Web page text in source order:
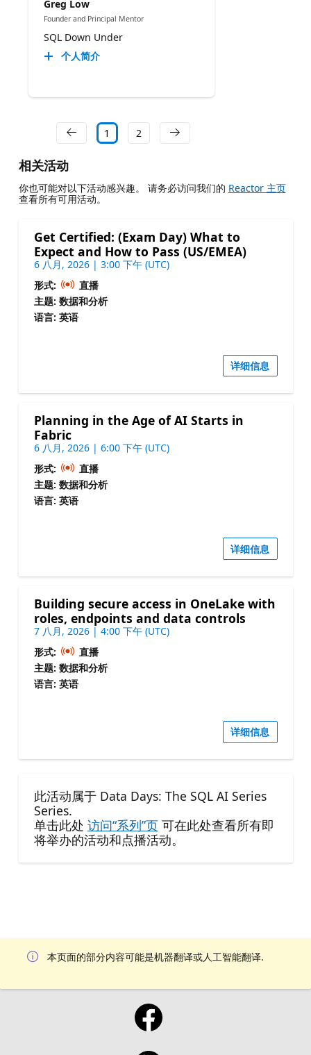
Greg Low
Founder and Principal Mentor
SQL Down Under
个人简介
1 2
相关活动
你也可能对以下活动感兴趣。 请务必访问我们的 Reactor 主页
查看所有可用活动。
Get Certified: (Exam Day) What to
Expect and How to Pass (US/EMEA)
6 八月, 2026 | 3:00 下午 (UTC)
形式:
直播
主题: 数据和分析
语言: 英语
详细信息
Planning in the Age of AI Starts in
Fabric
6 八月, 2026 | 6:00 下午 (UTC)
形式:
直播
主题: 数据和分析
语言: 英语
详细信息
Building secure access in OneLake with
roles, endpoints and data controls
7 八月, 2026 | 4:00 下午 (UTC)
形式:
直播
主题: 数据和分析
语言: 英语
详细信息
此活动属于 Data Days: The SQL AI Series
Series.
单击此处 访问“系列”页可在此处查看所有即
将举办的活动和点播活动。
本页面的部分内容可能是机器翻译或人工智能翻译.